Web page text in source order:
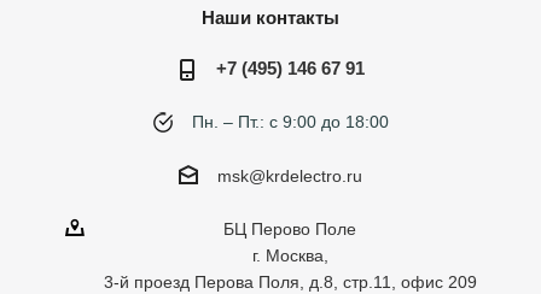
Наши контакты
+7 (495) 146 67 91
Пн. – Пт.: с 9:00 до 18:00
msk@krdelectro.ru
БЦ Перово Поле
г. Москва,
3-й проезд Перова Поля, д.8, стр.11, офис 209